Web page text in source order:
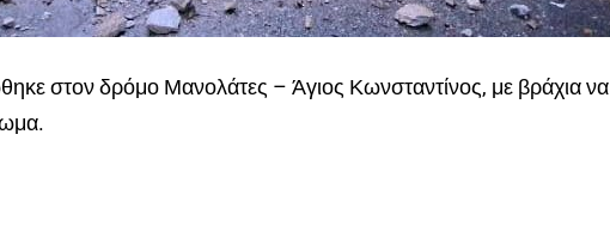
στον δρόμο Μανολάτες – Άγιος Κωνσταντίνος, με βράχια να